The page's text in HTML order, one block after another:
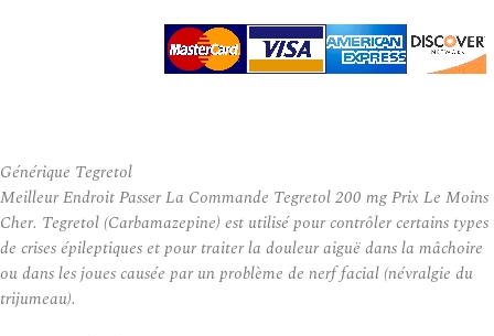
Générique Tegretol
Meilleur Endroit Passer La Commande Tegretol 200 mg Prix Le Moins
Cher. Tegretol (Carbamazepine) est utilisé pour contrôler certains types
de crises épileptiques et pour traiter la douleur aiguë dans la mâchoire
ou dans les joues causée par un problème de nerf facial (névralgie du
trijumeau).